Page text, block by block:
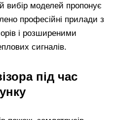
вибір моделей пропонує
професійні прилади з
і розширеними
сигналів.
під час